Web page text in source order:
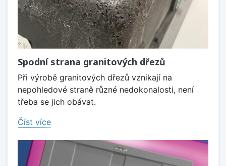
Spodní strana granitových dřezů
Při výrobě granitových dřezů vznikají na
nepohledové straně různé nedokonalosti, není
třeba se jich obávat.
Číst více